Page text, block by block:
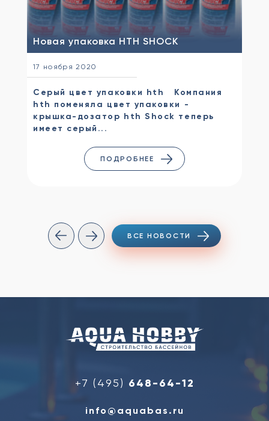
Новая упаковка HTH SHOCK
17 ноября 2020
Серый цвет упаковки hth Компания
hth поменяла цвет упаковки -
крышка-дозатор hth Shock теперь
имеет серый...
ПОДРОБНЕЕ
ВСЕ НОВОСТИ
+7 (495) 648-64-12
info@aquabas.ru